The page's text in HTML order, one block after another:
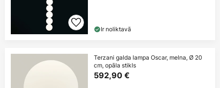
Ir noliktavā
Terzani galda lampa Oscar, melna, Ø 20
cm, opāla stikls
592,90 €